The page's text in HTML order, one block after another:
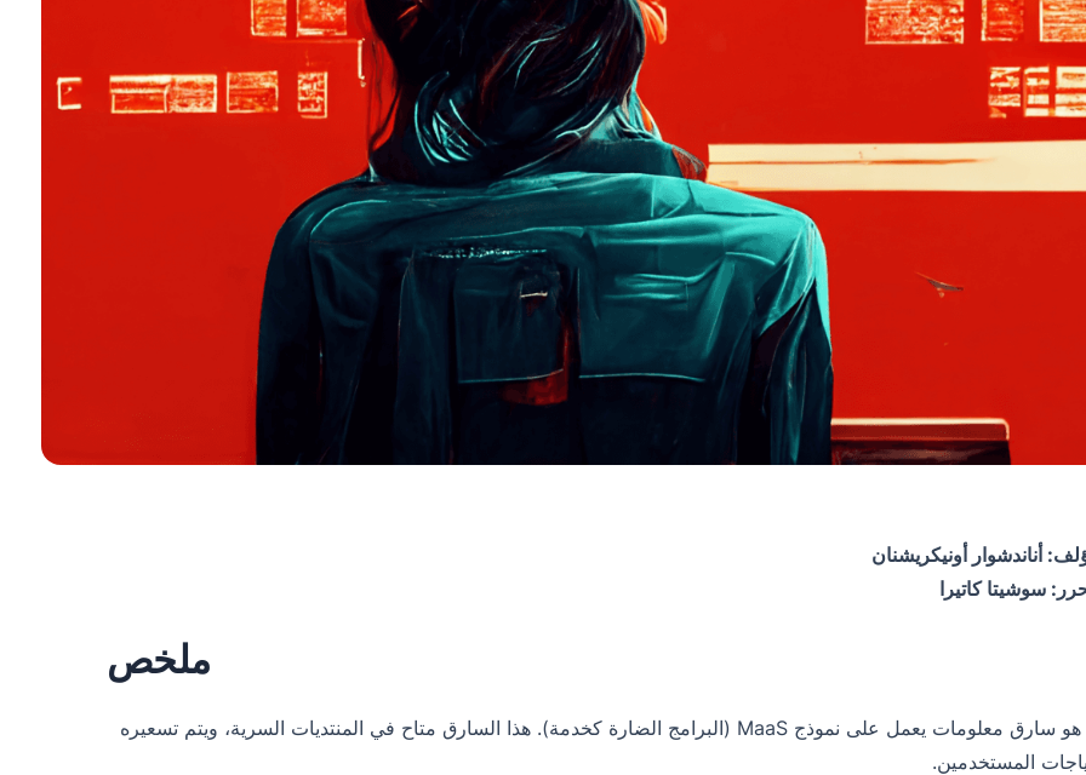
أناندشوار أونيكريشنان
سوشيتا كاتيرا
ملخص
RedLine هو سارق معلومات يعمل على نموذج MaaS (البرامج الضارة كخدمة). هذا السارق متاح في المنتديات السرية، ويتم تسعيره
المستخدمين.